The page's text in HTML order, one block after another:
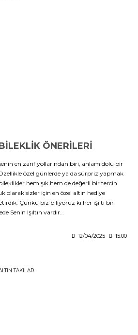
ÖNERİLERİ
en zarif yollarından biri, anlam dolu bir
özel günlerde ya da sürpriz yapmak
hem şık hem de değerli bir tercih
olarak sizler için en özel altın hediye
Çünkü biz biliyoruz ki her ışıltı bir
Senin Işıltın vardır…
12/04/2025 15:00